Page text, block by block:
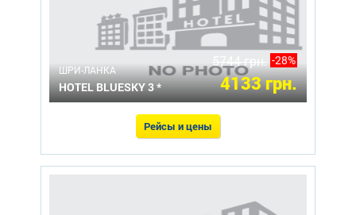
ШРИ-ЛАНКА
HOTEL BLUESKY 3 *
5744 грн. -28%
4133 грн.
Рейсы и цены